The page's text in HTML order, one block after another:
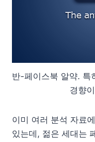
반-페이스북 알약. 특
경향
이미 여러 분석 자료
있는데, 젊은 세대는